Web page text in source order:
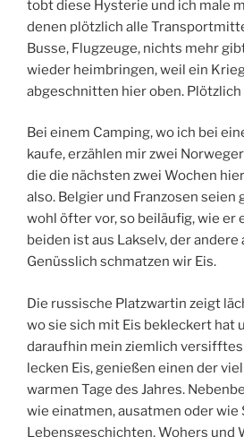
tobt diese Hysterie und ich male
denen plötzlich alle
Busse, Flugzeuge, nichts mehr
wieder heimbringen, weil ein
abgeschnitten hier oben.
Bei einem Camping, wo ich bei
kaufe, erzählen mir zwei
die die nächsten zwei Wochen
also. Belgier und Franzosen seien
wohl öfter vor, so beiläufig, wie er
beiden ist aus Lakselv, der andere
Genüsslich schmatzen wir Eis.
Die russische Platzwartin zeigt
wo sie sich mit Eis bekleckert hat
daraufhin mein ziemlich
lecken Eis, genießen einen der
warmen Tage des Jahres.
wie einatmen, ausatmen oder
Lebensgeschichten, Wohers und